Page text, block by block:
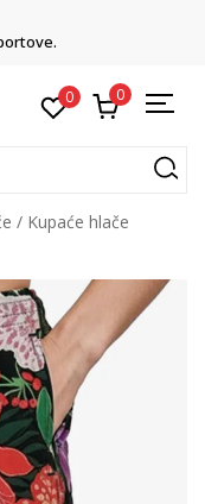
0 0
Kupaće hlače